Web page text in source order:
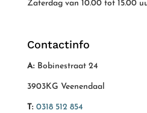
Zaterdag van 10.00 tot 15.00
Contactinfo
A: Bobinestraat 24
3903KG Veenendaal
T: 0318 512 854